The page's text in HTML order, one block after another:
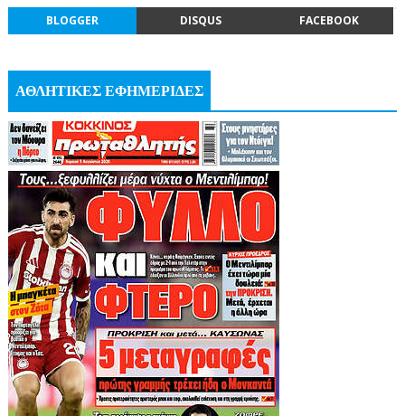
BLOGGER DISQUS FACEBOOK
ΑΘΛΗΤΙΚΕΣ ΕΦΗΜΕΡΙΔΕΣ